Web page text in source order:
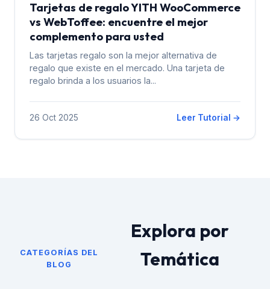
Tarjetas de regalo YITH WooCommerce
vs WebToffee: encuentre el mejor
complemento para usted
Las tarjetas regalo son la mejor alternativa de
regalo que existe en el mercado. Una tarjeta de
regalo brinda a los usuarios la...
26 Oct 2025 Leer Tutorial →
CATEGORÍAS DEL
BLOG
Explora por
Temática